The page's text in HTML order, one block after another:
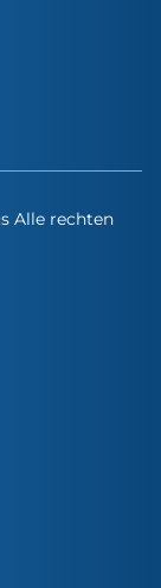
Alle rechten